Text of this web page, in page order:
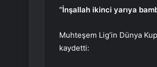
“İnşallah ikinci yarıya
Muhteşem Lig’in Dünya
kaydetti: